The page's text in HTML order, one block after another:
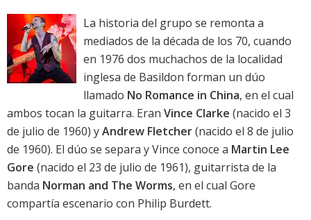
La historia del grupo se remonta a
mediados de la década de los 70, cuando
en 1976 dos muchachos de la localidad
inglesa de Basildon forman un dúo
llamado No Romance in China, en el cual
ambos tocan la guitarra. Eran Vince Clarke (nacido el 3
de julio de 1960) yAndrew Fletcher(nacido el 8 de julio
de 1960). El dúo se separa y Vince conoce a Martin Lee
Gore (nacido el 23 de julio de 1961), guitarrista de la
banda Norman and The Worms, en el cual Gore
compartía escenario con Philip Burdett.